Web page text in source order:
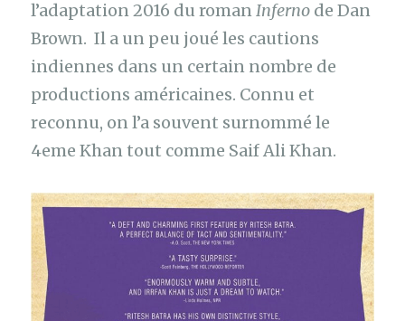
l’adaptation 2016 du roman Inferno de Dan
Brown. Il a un peu joué les cautions
indiennes dans un certain nombre de
productions américaines. Connu et
reconnu, on l’a souvent surnommé le
4eme Khan tout comme Saif Ali Khan.